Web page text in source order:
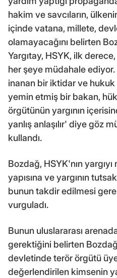
hakim ve savcıların,
içinde vatana, millete,
olamayacağını belirten
Yargıtay, HSYK, ilk
her şeye müdahale
inanan bir iktidar ve
yemin etmiş bir bakan,
örgütünün yargının
yanlış anlaşılır' diye göz
kullandı.
Bozdağ, HSYK'nın
yapısına ve yargının
bunun takdir edilmesi
vurguladı.
Bunun uluslararası
gerektiğini belirten
devletinde terör örgütü
değerlendirilen kimsenin